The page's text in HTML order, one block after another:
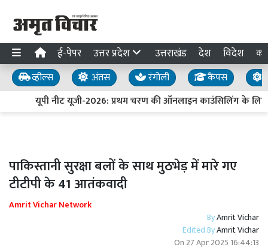
ई-पेपर उत्तर प्रदेश उत्तराखंड देश विदेश
व्हील्स अंतस रंगोली कैंपस
यूपी नीट यूजी-2026: प्रथम चरण की ऑनलाइन काउंसिलिंग के
पाकिस्तानी सुरक्षा बलों के साथ मुठभेड़ में मारे गए
टीटीपी के 41 आतंकवादी
Amrit Vichar Network
ByAmrit Vichar
Edited ByAmrit Vichar
On 27 Apr 2025 16:44:13